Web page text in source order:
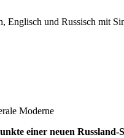
Englisch und Russisch mit
Moderne
einer neuen Russland-